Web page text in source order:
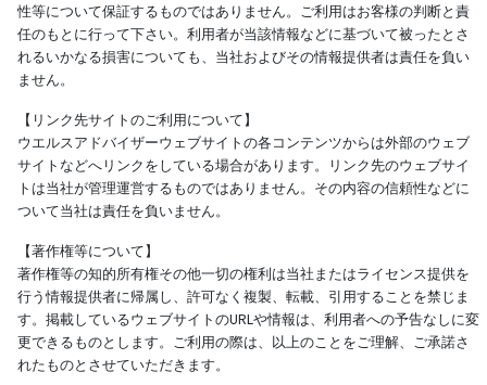
性等について保証するものではありません。ご利用はお客様の判断と責
任のもとに行って下さい。利用者が当該情報などに基づいて被ったとさ
れるいかなる損害についても、当社およびその情報提供者は責任を負い
ません。
【リンク先サイトのご利用について】
ウエルスアドバイザーウェブサイトの各コンテンツからは外部のウェブ
サイトなどへリンクをしている場合があります。リンク先のウェブサイ
トは当社が管理運営するものではありません。その内容の信頼性などに
ついて当社は責任を負いません。
【著作権等について】
著作権等の知的所有権その他一切の権利は当社またはライセンス提供を
行う情報提供者に帰属し、許可なく複製、転載、引用することを禁じま
す。掲載しているウェブサイトのURLや情報は、利用者への予告なしに変
更できるものとします。ご利用の際は、以上のことをご理解、ご承諾さ
れたものとさせていただきます。